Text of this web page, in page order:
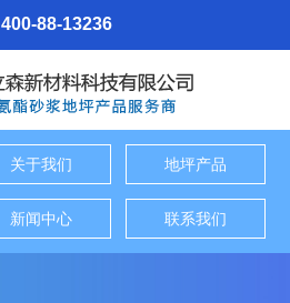
| 400-88-13236
关于我们 地坪产品
新闻中心 联系我们